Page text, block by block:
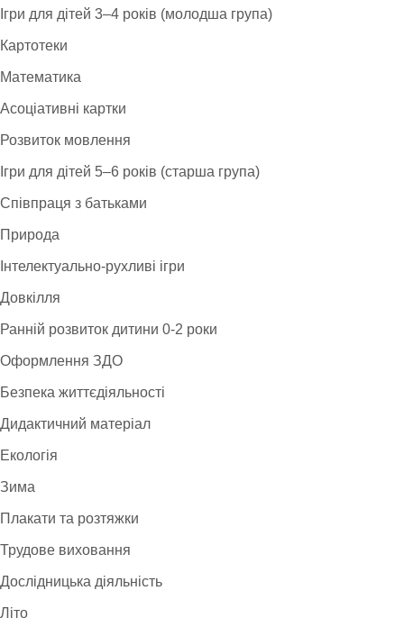
Ігри для дітей 3–4 років (молодша група)
Картотеки
Математика
Асоціативні картки
Розвиток мовлення
Ігри для дітей 5–6 років (старша група)
Співпраця з батьками
Природа
Інтелектуально-рухливі ігри
Довкілля
Ранній розвиток дитини 0-2 роки
Оформлення ЗДО
Безпека життєдіяльності
Дидактичний матеріал
Екологія
Зима
Плакати та розтяжки
Трудове виховання
Дослідницька діяльність
Літо